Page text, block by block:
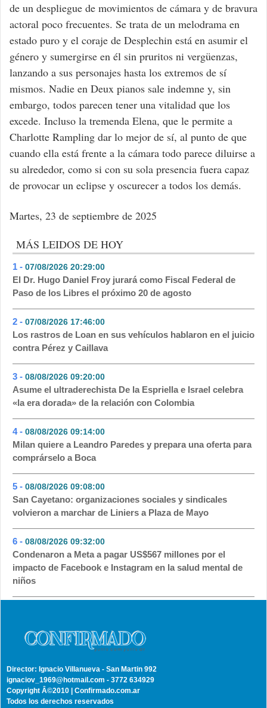
de un despliegue de movimientos de cámara y de bravura
actoral poco frecuentes. Se trata de un melodrama en
estado puro y el coraje de Desplechin está en asumir el
género y sumergirse en él sin pruritos ni vergüenzas,
lanzando a sus personajes hasta los extremos de sí
mismos. Nadie en Deux pianos sale indemne y, sin
embargo, todos parecen tener una vitalidad que los
excede. Incluso la tremenda Elena, que le permite a
Charlotte Rampling dar lo mejor de sí, al punto de que
cuando ella está frente a la cámara todo parece diluirse a
su alrededor, como si con su sola presencia fuera capaz
de provocar un eclipse y oscurecer a todos los demás.
Martes, 23 de septiembre de 2025
MÁS LEIDOS DE HOY
1 - 07/08/2026 20:29:00
El Dr. Hugo Daniel Froy jurará como Fiscal Federal de
Paso de los Libres el próximo 20 de agosto
2 - 07/08/2026 17:46:00
Los rastros de Loan en sus vehículos hablaron en el juicio
contra Pérez y Caillava
3 - 08/08/2026 09:20:00
Asume el ultraderechista De la Espriella e Israel celebra
«la era dorada» de la relación con Colombia
4 - 08/08/2026 09:14:00
Milan quiere a Leandro Paredes y prepara una oferta para
comprárselo a Boca
5 - 08/08/2026 09:08:00
San Cayetano: organizaciones sociales y sindicales
volvieron a marchar de Liniers a Plaza de Mayo
6 - 08/08/2026 09:32:00
Condenaron a Meta a pagar US$567 millones por el
impacto de Facebook e Instagram en la salud mental de
niños
Director: Ignacio Villanueva - San Martin 992
ignaciov_1969@hotmail.com - 3772 634929
Copyright Â©2010 | Confirmado.com.ar
Todos los derechos reservados